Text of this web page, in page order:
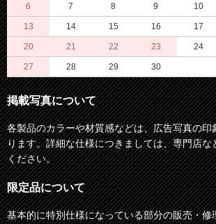
6 7 8 9 10
13 14 15 16 17
20 21 22 23 24
27 28 29 30
掲載写真について
各製品のカラーや材質感などは、広告写真の印
ります。詳細な仕様につきましては、専門店な
ください。
限定品について
基本的に特別仕様になっている部分の販売・修